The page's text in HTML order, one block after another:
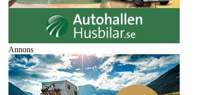
Annons